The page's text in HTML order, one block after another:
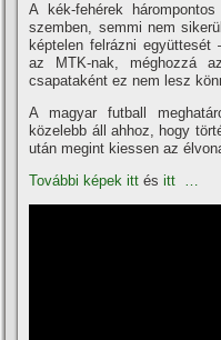
A kék-fehérek
szemben, semmi nem
képtelen felrázni
az MTK-nak, méghozzá
csapataként ez nem lesz
A magyar futball
közelebb áll ahhoz, hogy
után megint kiessen az
További képek itt ésitt …